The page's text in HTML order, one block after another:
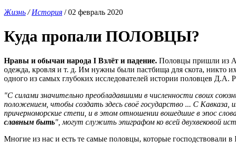
Жизнь /История / 02 февраль 2020
Куда пропали ПОЛОВЦЫ?
Нравы и обычаи народа I Взлёт и падение. Половцы пришли из
одежда, кровля и т. д. Им нужны были пастбища для скота, никто
одного из самых глубоких исследователей истории половцев Д.А.
"С силами значительно преобладавшими в численности своих
положением, чтобы создать здесь своё государство ... С Кавказа,
причерноморские степи, и в этом отношении вошедшие в эпос
славным быть", могут служить эпиграфом ко всей двухвековой
Многие из нас и есть те самые половцы, которые господствовали